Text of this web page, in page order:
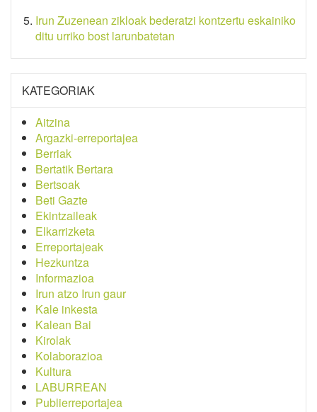
Irun Zuzenean zikloak bederatzi kontzertu eskainiko
ditu urriko bost larunbatetan
KATEGORIAK
Aitzina
Argazki-erreportajea
Berriak
Bertatik Bertara
Bertsoak
Beti Gazte
Ekintzaileak
Elkarrizketa
Erreportajeak
Hezkuntza
Informazioa
Irun atzo Irun gaur
Kale inkesta
Kalean Bai
Kirolak
Kolaborazioa
Kultura
LABURREAN
Publierreportajea